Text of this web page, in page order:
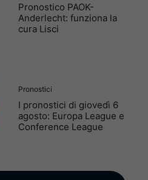
Pronostico PAOK-
Anderlecht: funziona la
cura Lisci
Pronostici
I pronostici di giovedì 6
agosto: Europa League e
Conference League